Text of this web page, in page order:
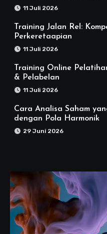
11 Juli 2026
Training Jalan Rel:
Perkeretaapian
11 Juli 2026
Training Online
& Pelabelan
11 Juli 2026
Cara Analisa Saham
dengan Pola Harmonik
29 Juni 2026